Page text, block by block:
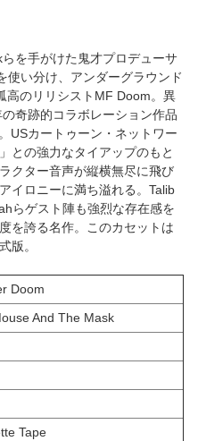
を手がけた鬼才プロデューサ
使い分け、アンダーグラウンド
高のリリシストMF Doom。異
奇跡的コラボレーション作品
USカートゥーン・ネットワー
との強力なタイアップのもと
クター音声が縦横無尽に飛び
イロニーに満ち溢れる。Talib
らゲスト陣も強烈な存在感を
を誇る名作。このカセットは
版。
Doom
And The Mask
Tape